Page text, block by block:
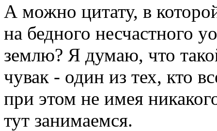
А можно цитату, в
на бедного несчастного
землю? Я думаю, что
чувак - один из тех, кто
при этом не имея
тут занимаемся.